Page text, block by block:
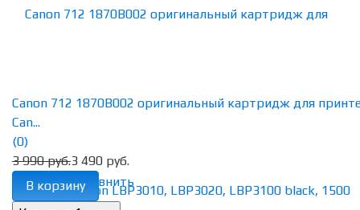
избранное сравнить
Canon 712 1870B002 оригинальный картридж для
Can...
(0)
3 990 руб.3 490 руб.
В корзину